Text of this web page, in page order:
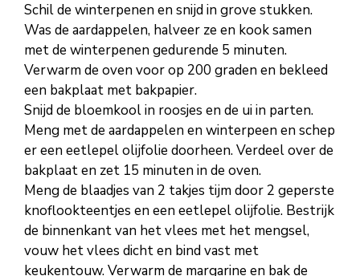
Schil de winterpenen en snijd in grove stukken.
Was de aardappelen, halveer ze en kook samen
met de winterpenen gedurende 5 minuten.
Verwarm de oven voor op 200 graden en bekleed
een bakplaat met bakpapier.
Snijd de bloemkool in roosjes en de ui in parten.
Meng met de aardappelen en winterpeen en schep
er een eetlepel olijfolie doorheen. Verdeel over de
bakplaat en zet 15 minuten in de oven.
Meng de blaadjes van 2 takjes tijm door 2 geperste
knoflookteentjes en een eetlepel olijfolie. Bestrijk
de binnenkant van het vlees met het mengsel,
vouw het vlees dicht en bind vast met
keukentouw. Verwarm de margarine en bak de